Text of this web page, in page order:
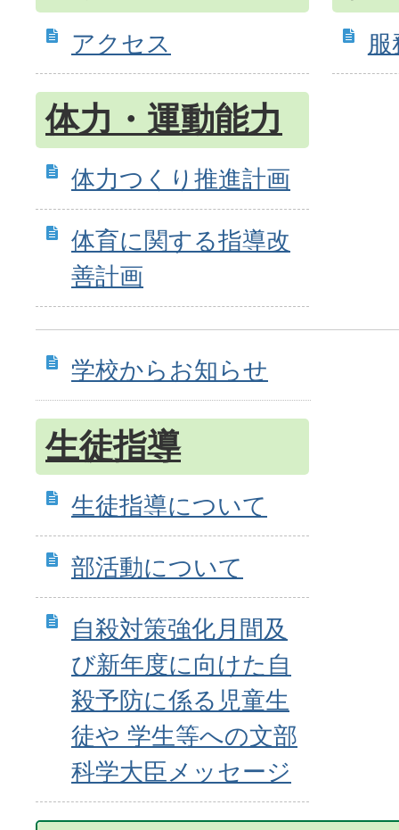
アクセス
体力・運動能力
体力つくり推進計画
体育に関する指導改
善計画
学校からお知らせ
生徒指導
生徒指導について
部活動について
自殺対策強化月間及
び新年度に向けた自
殺予防に係る児童生
徒や 学生等への文部
科学大臣メッセージ